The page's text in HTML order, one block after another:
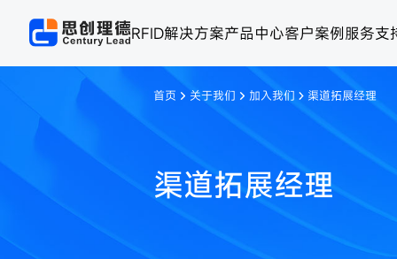
RFID解决方案产品中心客户案例服务支
首页 关于我们 加入我们 渠道拓展经理
渠道拓展经理